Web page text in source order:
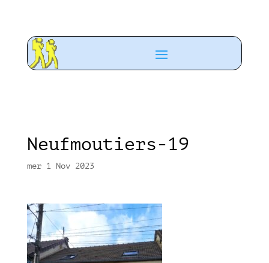
Neufmoutiers-19
mer 1 Nov 2023